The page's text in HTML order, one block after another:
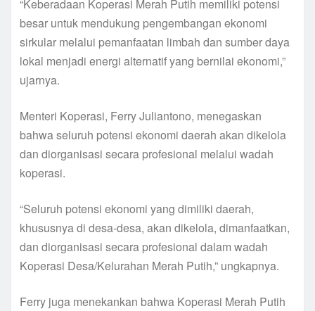
“Keberadaan Koperasi Merah Putih memiliki potensi
besar untuk mendukung pengembangan ekonomi
sirkular melalui pemanfaatan limbah dan sumber daya
lokal menjadi energi alternatif yang bernilai ekonomi,”
ujarnya.
Menteri Koperasi, Ferry Juliantono, menegaskan
bahwa seluruh potensi ekonomi daerah akan dikelola
dan diorganisasi secara profesional melalui wadah
koperasi.
“Seluruh potensi ekonomi yang dimiliki daerah,
khususnya di desa-desa, akan dikelola, dimanfaatkan,
dan diorganisasi secara profesional dalam wadah
Koperasi Desa/Kelurahan Merah Putih,” ungkapnya.
Ferry juga menekankan bahwa Koperasi Merah Putih